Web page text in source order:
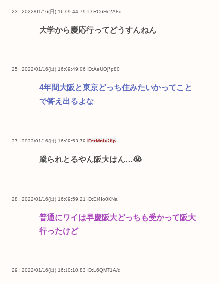
23 : 2022/01/16(日) 16:09:44.79 ID:RC6Hn2A8d
大学から慶応行ってどうすんねん
25 : 2022/01/16(日) 16:09:49.06 ID:AeUOj7p80
4年間大阪と東京どっち住みたいかってこと
で答え出るよな
27 : 2022/01/16(日) 16:09:53.79 ID:zMnls2flp
蹴られとるやん阪大はん…😭
28 : 2022/01/16(日) 16:09:59.21 ID:Ei4Io0KNa
普通にワイは早慶阪大どっちも受かって阪大
行ったけど
29 : 2022/01/16(日) 16:10:10.83 ID:L6QMT1A/d